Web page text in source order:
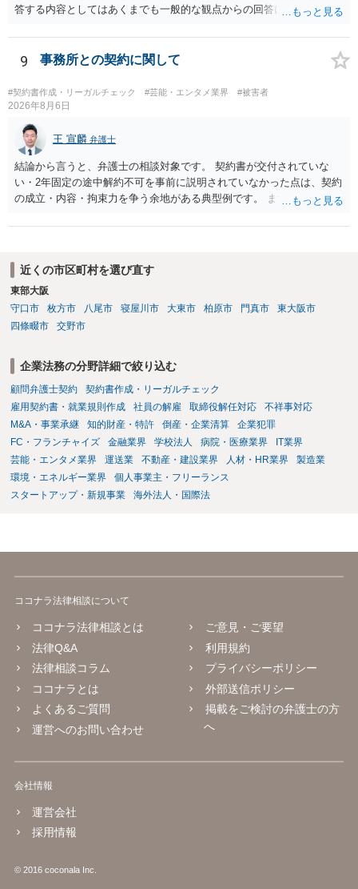
す。他人が販売していることだけでは、適法とは判断できません。
答する内容としてはあくまでも一般的な観点からの回答になります
授業・言語コーチング」と明確に位置付け、サーフィンや農業体験、
工場見学等のアクティビティは、旅行商品ではなく授業に付随した無
償の交流・学習機会として整理すること。 ・宿泊・交通・レンタカー
等の契約主体および支払は常にクライアント本人と事業者の間で完結
させ、日本語講師は予約手続や支払の代理・媒介・取次・窓口を担わ
ないこと。 ・利用規約・免責条項では、①講師は旅行業者ではなく運
送・宿泊等のサービス提供者とは独立した立場であること、②参加者
の移動・アクティビティ参加は自己の判断と責任によること、③講師
の故意・重大な過失を除く範囲で事故等についての責任を限定するこ
とを明示すること。 この辺りは意識して書類等を作成された方がよろ
しいかと思います。 公開の場で個別具体的な内容に従って回答するの
9 事務所との契約に関して
#契約書作成・リーガルチェック #芸能・エンタメ業界 #被害者
2026年8月6日
王 宣麟 弁護士
結論から言うと、弁護士の相談対象です。 契約書が交付されていな
い・2年固定の途中解約不可を事前に説明されていなかった点は、契約
の成立・内容・拘束力を争う余地がある典型例です。 まずは、運営と
みてはいかがでしょうか。 また同時並行で（もしまだされていないの
近くの市区町村を選び直す
東部大阪
守口市
枚方市 八尾市 寝屋川市 大東市 柏原市 門真市
東大阪市
四條畷市
交野市
企業法務の分野詳細で絞り込む
顧問弁護士契約
契約書作成・リーガルチェック
雇用契約書・就業規則作成
社員の解雇 取締役解任対応
不祥事対応
M&A・事業承継
知的財産・特許 倒産・企業清算
企業犯罪
FC・フランチャイズ
金融業界 学校法人 病院・医療業界
IT業界
芸能・エンタメ業界
運送業 不動産・建設業界 人材・HR業界
製造業
環境・エネルギー業界
個人事業主・フリーランス
スタートアップ・新規事業
海外法人・国際法
ココナラ法律相談について
ココナラ法律相談とは
法律Q&A
法律相談コラム
ココナラとは
よくあるご質問
運営へのお問い合わせ
ご意見・ご要望
利用規約
プライバシーポリシー
外部送信ポリシー
掲載をご検討の弁護士の方
へ
会社情報
運営会社
採用情報
© 2016 coconala Inc.